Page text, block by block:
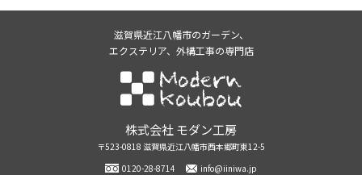
滋賀県近江八幡市のガーデン、
エクステリア、外構工事の専門店
株式会社 モダン工房
〒523-0818 滋賀県近江八幡市西本郷町東12-5
0120-28-8714
info@iiniwa.jp